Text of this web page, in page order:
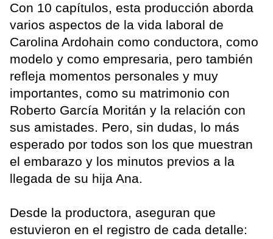
Con 10 capítulos, esta producción aborda
varios aspectos de la vida laboral de
Carolina Ardohain como conductora, como
modelo y como empresaria, pero también
refleja momentos personales y muy
importantes, como su matrimonio con
Roberto García Moritán y la relación con
sus amistades. Pero, sin dudas, lo más
esperado por todos son los que muestran
el embarazo y los minutos previos a la
llegada de su hija Ana.
Desde la productora, aseguran que
estuvieron en el registro de cada detalle: